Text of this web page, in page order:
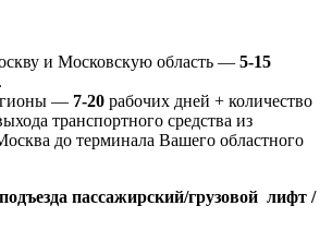
и Московскую область — 5-15
— 7-20 рабочих дней + количество
транспортного средства из
до терминала Вашего областного
пассажирский/грузовой лифт /